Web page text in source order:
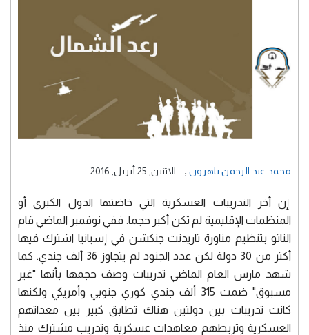
محمد عبد الرحمن باهرون , الاثنين, 25 أبريل, 2016
إن أخر التدريبات العسكرية التي خاضتها الدول الكبرى أو
المنظمات الإقليمية لم تكن أكبر حجما. ففي نوفمبر الماضي قام
الناتو بتنظيم مناورة تاريدنت جنكشن في إسبانيا اشترك فيها
أكثر من 30 دولة لكن عدد الجنود لم يتجاوز 36 ألف جندي. كما
شهد مارس العام الماضي تدريبات وصف حجمها بأنها "غير
مسبوق" ضمت 315 ألف جندي كوري جنوبي وأمريكي ولكنها
كانت تدريبات بين دولتين هناك تطابق كبير بين معداتهم
العسكرية وتربطهم معاهدات عسكرية وتدريب مشترك منذ